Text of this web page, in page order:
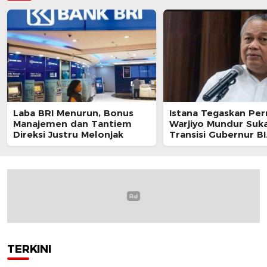
Laba BRI Menurun, Bonus
Manajemen dan Tantiem
Direksi Justru Melonjak
Istana Tegaskan
Warjiyo Mundur
Transisi Gubernur BI
Berjalan Sesuai UU
TERKINI